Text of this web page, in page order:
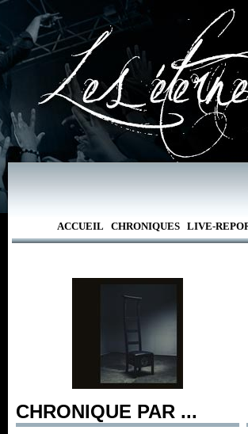
ACCUEIL CHRONIQUES LIVE-
CHRONIQUE PAR ...